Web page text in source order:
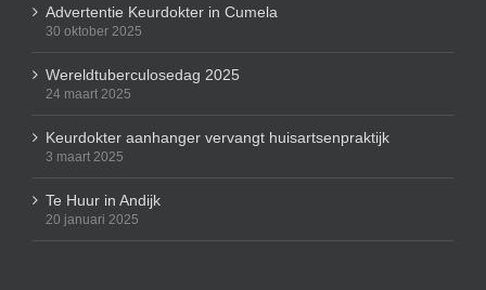
Advertentie Keurdokter in Cumela
30 oktober 2025
Wereldtuberculosedag 2025
24 maart 2025
Keurdokter aanhanger vervangt huisartsenpraktijk
3 maart 2025
Te Huur in Andijk
20 januari 2025